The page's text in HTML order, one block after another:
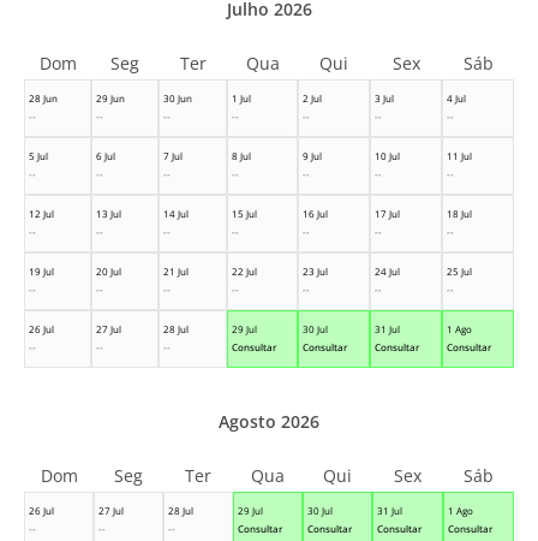
28 Jun
--
29 Jun
--
30 Jun
--
1 Jul
--
2 Jul
--
3 Jul
--
4 Jul
--
5 Jul
--
6 Jul
--
7 Jul
--
8 Jul
--
9 Jul
--
10 Jul
--
11 Jul
--
12 Jul
--
13 Jul
--
14 Jul
--
15 Jul
--
16 Jul
--
17 Jul
--
18 Jul
--
19 Jul
--
20 Jul
--
21 Jul
--
22 Jul
--
23 Jul
--
24 Jul
--
25 Jul
--
26 Jul
--
27 Jul
--
28 Jul
--
29 Jul
Consultar
30 Jul
Consultar
31 Jul
Consultar
1 Ago
Consultar
Julho 2026
Dom Seg Ter Qua Qui Sex Sáb
26 Jul
--
27 Jul
--
28 Jul
--
29 Jul
Consultar
30 Jul
Consultar
31 Jul
Consultar
1 Ago
Consultar
Agosto 2026
Dom Seg Ter Qua Qui Sex Sáb